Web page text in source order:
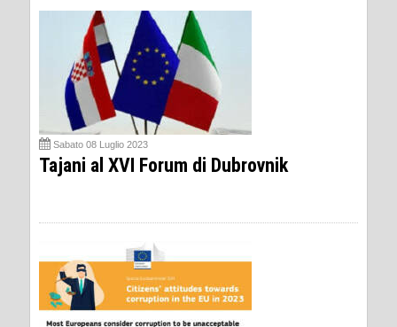
Sabato 08 Luglio 2023
Tajani al XVI Forum di Dubrovnik